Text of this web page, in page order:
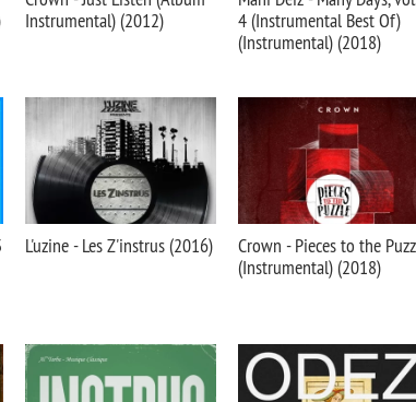
Instrumental) (2012)
4 (Instrumental Best Of)
(Instrumental) (2018)
L'uzine - Les Z'instrus (2016)
Crown - Pieces to the
(Instrumental) (2018)